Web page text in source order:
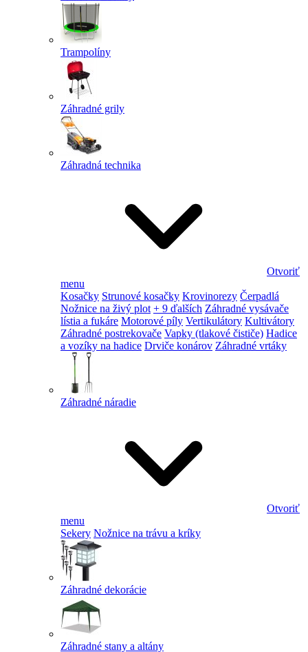
Trampolíny
Záhradné grily
Záhradná technika
Otvoriť
menu
Kosačky Strunové kosačky Krovinorezy Čerpadlá
Nožnice na živý plot + 9 ďalších Záhradné vysávače
lístia a fukáre Motorové píly Vertikulátory Kultivátory
Záhradné postrekovače Vapky (tlakové čističe) Hadice
a vozíky na hadice Drviče konárov Záhradné vrtáky
Záhradné náradie
Otvoriť
menu
Sekery Nožnice na trávu a kríky
Záhradné dekorácie
Záhradné stany a altány